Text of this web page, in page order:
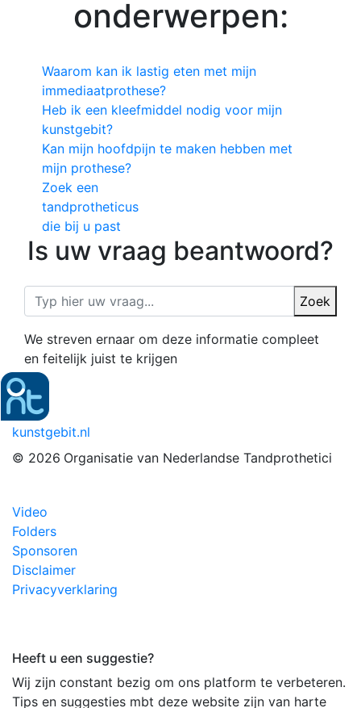
onderwerpen:
Waarom kan ik lastig eten met mijn
immediaatprothese?
Heb ik een kleefmiddel nodig voor mijn
kunstgebit?
Kan mijn hoofdpijn te maken hebben met
mijn prothese?
Zoek een
tandprotheticus
die bij u past
Is uw vraag beantwoord?
Zoek
We streven ernaar om deze informatie compleet
en feitelijk juist te krijgen
kunstgebit.nl
© 2026 Organisatie van Nederlandse Tandprothetici
Video
Folders
Sponsoren
Disclaimer
Privacyverklaring
Heeft u een suggestie?
Wij zijn constant bezig om ons platform te verbeteren.
Tips en suggesties mbt deze website zijn van harte